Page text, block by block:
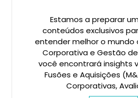
Estamos a preparar uma série de
conteúdos exclusivos
entender melhor o mundo
Corporativa e Gestão de
você encontrará insights
Fusões e Aquisições
Corporativas,